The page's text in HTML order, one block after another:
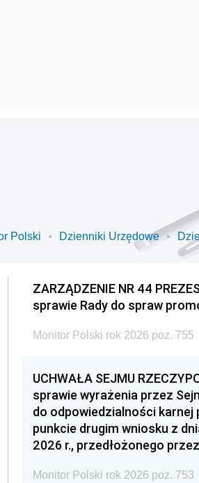
Polski Dzienniki Urzędowe
ZARZĄDZENIE NR 44
sprawie Rady do spraw
Monitor Polski rok 2026 poz. 755
UCHWAŁA SEJMU
sprawie wyrażenia przez
do odpowiedzialności karnej
punkcie drugim wniosku z
2026 r., przedłożonego
Monitor Polski rok 2026 poz. 753